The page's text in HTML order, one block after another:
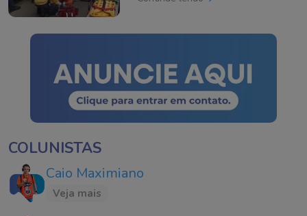
COLUNISTAS
Caio Maximiano
Veja mais